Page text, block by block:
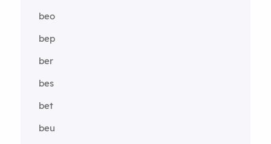
beo
bep
ber
bes
bet
beu